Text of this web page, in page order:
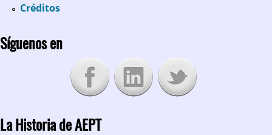
Créditos
Síguenos en
La Historia de AEPT